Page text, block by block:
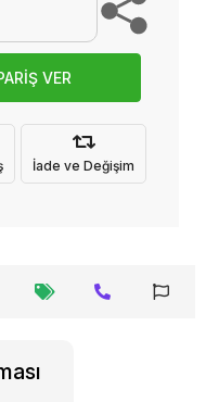
VER
İade ve Değişim